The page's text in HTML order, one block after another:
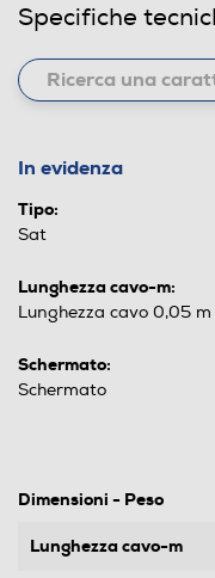
Specifiche
In evidenza
Tipo:
Sat
Lunghezza cavo-m:
Lunghezza cavo 0,05 m
Schermato:
Schermato
Dimensioni - Peso
Lunghezza cavo-m